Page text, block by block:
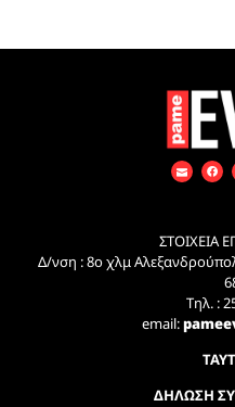
ΣΤΟΙΧΕΙΑ
Δ/νση : 8ο χλμ
Τηλ. :
email:
ΔΗΛΩΣΗ